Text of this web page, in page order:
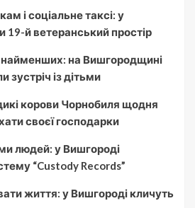
і соціальне таксі: у
19-й ветеранський простір
найменших: на Вишгородщині
зустріч із дітьми
корови Чорнобиля щодня
своєї господарки
людей: у Вишгороді
“Custody Records”
життя: у Вишгороді кличуть